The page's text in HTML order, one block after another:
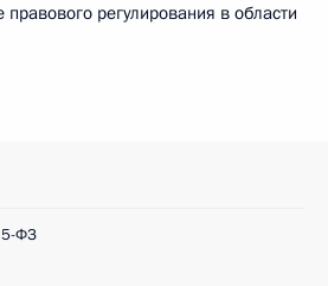
регулирования в области
ФЗ